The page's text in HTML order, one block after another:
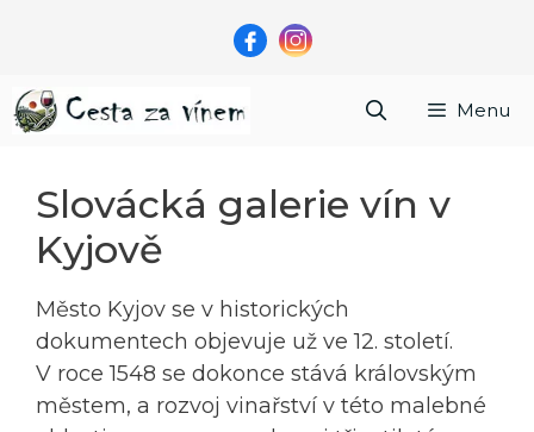
Menu
Slovácká galerie vín v
Kyjově
Město Kyjov se v historických
dokumentech objevuje už ve 12. století.
V roce 1548 se dokonce stává královským
městem, a rozvoj vinařství v této malebné